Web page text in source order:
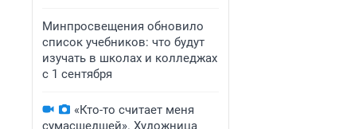
Минпросвещения обновило
список учебников: что будут
изучать в школах и колледжах
с 1 сентября
«Кто-то считает меня
сумасшедшей». Художница